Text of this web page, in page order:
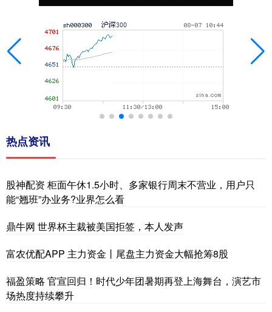
热点资讯
股神配资 柜面午休1.5小时、多家银行周末不营业，用户只
能“翘班”办业务?业界怎么看
鼎牛网 世界杯主裁被美国拒签，本人发声
富农优配APP 主力资金丨尾盘主力资金大幅抢筹8股
福盈策略 官宣回归！时代少年团暑期再登上海舞台，演艺市
场热度持续攀升